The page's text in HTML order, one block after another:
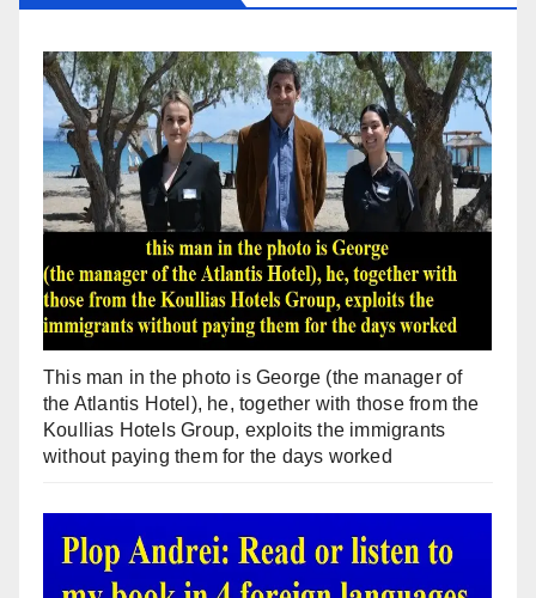
This man in the photo is George (the manager of
the Atlantis Hotel), he, together with those from the
Koullias Hotels Group, exploits the immigrants
without paying them for the days worked